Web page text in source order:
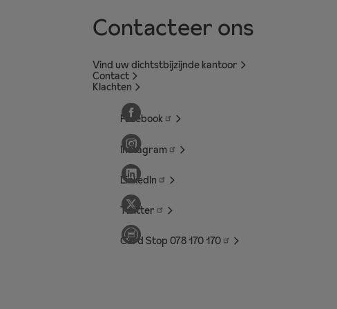
Contacteer ons
Vind uw dichtstbijzijnde kantoor
Contact
Klachten
Facebook
Instagram
LinkedIn
Twitter
Card Stop 078 170170